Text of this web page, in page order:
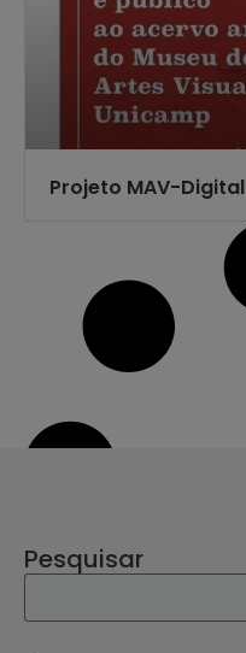
Projeto MAV-Digital
Pesquisar